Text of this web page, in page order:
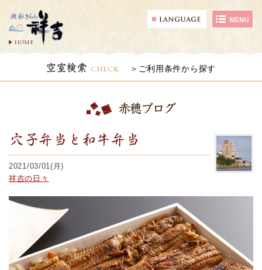
HOME
空室検索 CHECK ご利用条件から探す
赤穂ブログ
穴子弁当と和牛弁当
2021/03/01(月)
祥吉の日々